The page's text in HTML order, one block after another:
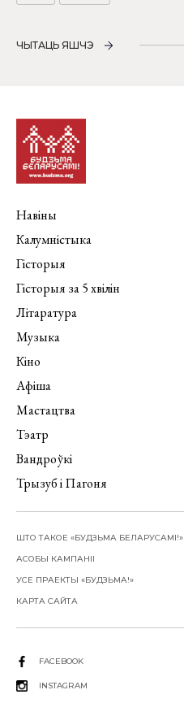
ЧЫТАЦЬ ЯШЧЭ
Навіны
Калумністыка
Гісторыя
Гісторыя за 5 хвілін
Літаратура
Музыка
Кіно
Афіша
Мастацтва
Тэатр
Вандроўкі
Трызуб і Пагоня
ШТО ТАКОЕ «БУДЗЬМА БЕЛАРУСАМІ!»
АСОБЫ КАМПАНІІ
УСЕ ПРАЕКТЫ «БУДЗЬМА!»
КАРТА САЙТА
FACEBOOK
INSTAGRAM